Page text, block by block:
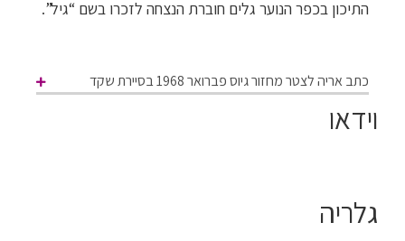
התיכון בכפר הנוער גלים חוברת הנצחה לזכרו בשם “גיל”.
כתב אריה לצטר מחזור גיוס פברואר 1968 בסיירת שקד
וידאו
גלריה